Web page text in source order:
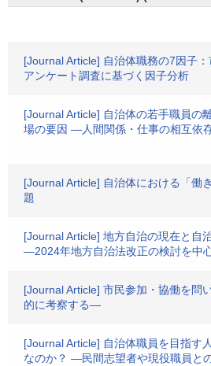
[Journal Article] 自治体職務の7因子
アンケート調査に基づく因子分析
[Journal Article] 自治体の若手職員の
場の要因 ―人間関係・仕事の相互依
[Journal Article] 自治体における「働
題
[Journal Article] 地方自治の現在と自
―2024年地方自治法改正の検討を中
[Journal Article] 市民参加・協働を問
的に考察する―
[Journal Article] 自治体職員を目指す
なのか？ ―民間志望者や現役職員と